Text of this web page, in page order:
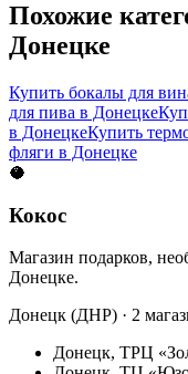
Похожие
Донецке
Купить бокалы для
для пива в Донецке
в ДонецкеКупить
фляги в Донецке
🥥
Кокос
Магазин подарков,
Донецке.
Донецк (ДНР) · 2
Донецк, ТРЦ